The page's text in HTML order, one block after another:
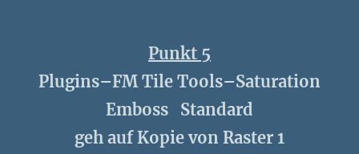
Punkt 5
Plugins–FM Tile Tools–Saturation
Emboss Standard
geh auf Kopie von Raster 1